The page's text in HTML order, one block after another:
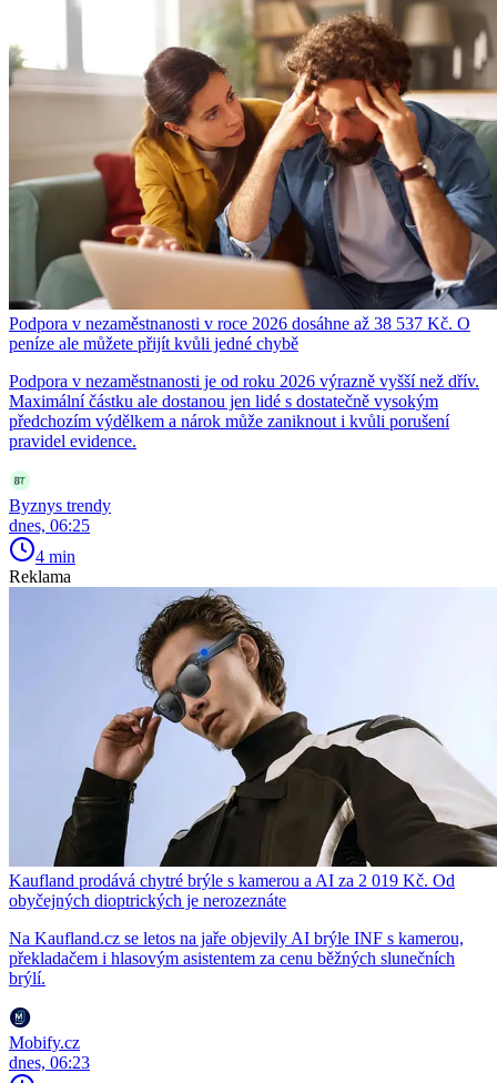
Podpora v nezaměstnanosti v roce 2026 dosáhne až 38 537 Kč. O
peníze ale můžete přijít kvůli jedné chybě
Podpora v nezaměstnanosti je od roku 2026 výrazně vyšší než dřív.
Maximální částku ale dostanou jen lidé s dostatečně vysokým
předchozím výdělkem a nárok může zaniknout i kvůli porušení
pravidel evidence.
Byznys trendy
dnes, 06:25
4 min
Reklama
Kaufland prodává chytré brýle s kamerou a AI za 2 019 Kč. Od
obyčejných dioptrických je nerozeznáte
Na Kaufland.cz se letos na jaře objevily AI brýle INF s kamerou,
překladačem i hlasovým asistentem za cenu běžných slunečních
brýlí.
Mobify.cz
dnes, 06:23